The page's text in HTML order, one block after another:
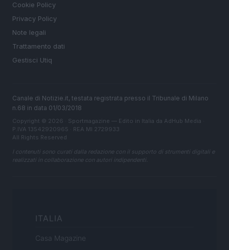
Cookie Policy
Privacy Policy
Note legali
Trattamento dati
Gestisci Utiq
Canale di Notizie.it, testata registrata presso il Tribunale di Milano
n.68 in data 01/03/2018
Copyright © 2026 · Sportmagazine — Edito in Italia da AdHub Media
P.IVA 13542920965 · REA MI 2729933
All Rights Reserved
I contenuti sono curati dalla redazione con il supporto di strumenti digitali e
realizzati in collaborazione con autori indipendenti.
ITALIA
Casa Magazine